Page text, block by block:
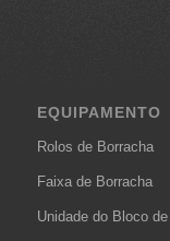
EQUIPAMENTO
Rolos de Borracha
Faixa de Borracha
Unidade do Bloco